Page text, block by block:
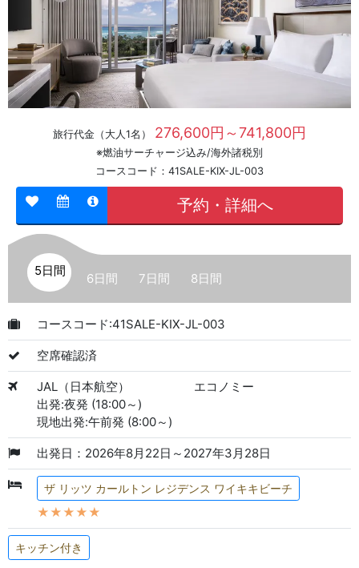
旅行代金（大人1名） 276,600円～741,800円
※燃油サーチャージ込み/海外諸税別
コースコード：41SALE-KIX-JL-003
予約・詳細へ
5日間
6日間 7日間 8日間
コースコード:41SALE-KIX-JL-003
空席確認済
JAL（日本航空）
エコノミー
出発:夜発 (18:00～)
現地出発:午前発 (8:00～)
出発日：2026年8月22日～2027年3月28日
ザ リッツ カールトン レジデンス ワイキキビーチ
★★★★★
キッチン付き